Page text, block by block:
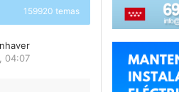
159920 temas
04:07